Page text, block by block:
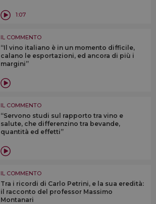
1:07
IL COMMENTO
“Il vino italiano è in un momento difficile,
calano le esportazioni, ed ancora di più i
margini”
IL COMMENTO
“Servono studi sul rapporto tra vino e
salute, che differenzino tra bevande,
quantità ed effetti”
IL COMMENTO
Tra i ricordi di Carlo Petrini, e la sua eredità:
il racconto del professor Massimo
Montanari